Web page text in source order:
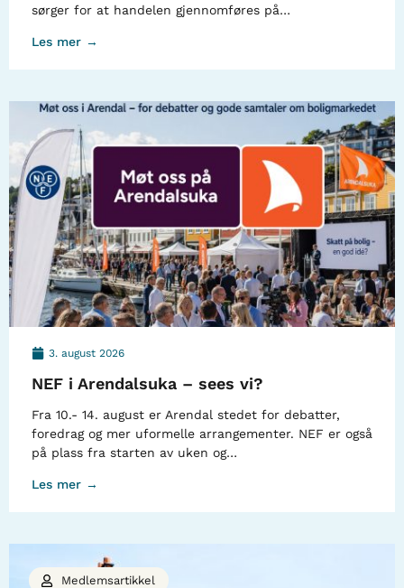
sørger for at handelen gjennomføres på…
Les mer →
3. august 2026
NEF i Arendalsuka – sees vi?
Fra 10.- 14. august er Arendal stedet for debatter,
foredrag og mer uformelle arrangementer. NEF er også
på plass fra starten av uken og…
Les mer →
Medlemsartikkel